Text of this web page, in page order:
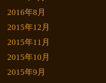
2016年8月
2015年12月
2015年11月
2015年10月
2015年9月